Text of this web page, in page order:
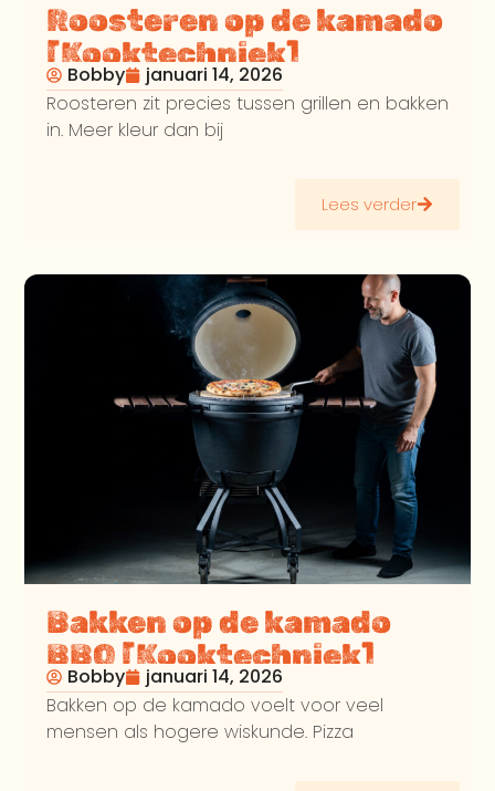
Roosteren op de kamado
[Kooktechniek]
Bobby
januari 14, 2026
Roosteren zit precies tussen grillen en bakken
in. Meer kleur dan bij
Lees verder
Bakken op de kamado
BBQ [Kooktechniek]
Bobby
januari 14, 2026
Bakken op de kamado voelt voor veel
mensen als hogere wiskunde. Pizza